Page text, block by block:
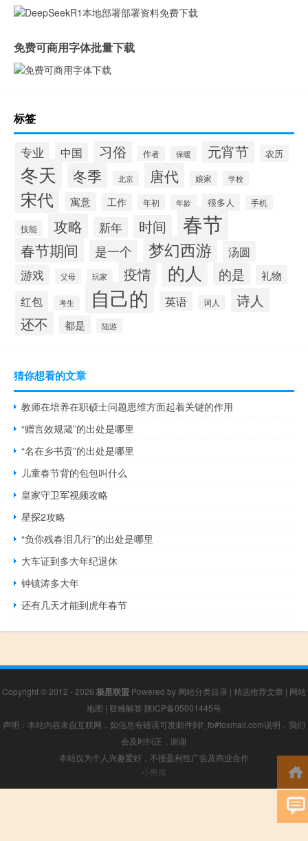
免费可商用字体批量下载
标签
专业 中国 习俗 作者 保暖 元宵节 农历
冬天 冬季 北京 唐代 娘家 学校
宋代 寓意 工作 年初 年龄 很多人 手机
技能 攻略 新年 时间 春节
春节期间 是一个 梦幻西游
汤圆
游戏
父母 玩家 疫情 的人 的是 礼物
红包 考生 自己的 英语 词人
诗人
还不
都是 陆游
猜你想看的文章
教师在培养在职硕士问题思维方面起着关键的作用
“赠言效规箴”的出处是哪里
“名在乡书贡”的出处是哪里
儿童春节背的包包叫什么
皇家守卫军视频攻略
星探2攻略
“负你残春泪几行”的出处是哪里
大车证到多大年纪退休
钟镇涛多大年
还有几天才能到虎年春节
Copyright © 2012 - 2026 极星联盟 Powered by 网站分类目录 | 精选推荐文章 | 网站
地图 | 疑难解答 陕ICP备05001445号
声明：本站内容来自互联网，如信息有错误可发邮件到f_fb#foxmail.com说明，我们
会及时纠正，谢谢
本站仅为个人兴趣爱好，不接盈利性广告及商业合作
小男孩